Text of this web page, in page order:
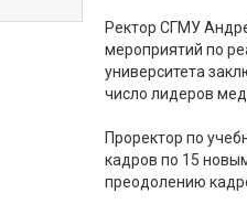
Ректор СГМУ
мероприятий по
университета
число лидеров
Проректор по
кадров по 15
преодолению